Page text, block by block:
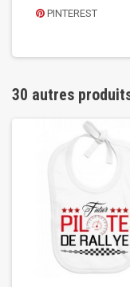
PINTEREST
30 autres